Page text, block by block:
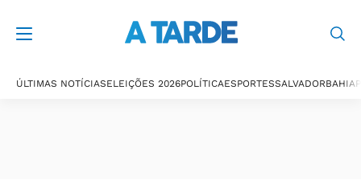
ÚLTIMAS NOTÍCIASELEIÇÕES 2026POLÍTICAESPORTESSALVADORBAHIA